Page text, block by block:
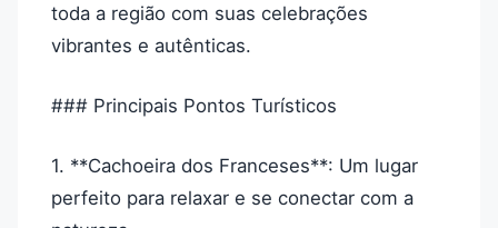
toda a região com suas celebrações
vibrantes e autênticas.
### Principais Pontos Turísticos
1. **Cachoeira dos Franceses**: Um lugar
perfeito para relaxar e se conectar com a